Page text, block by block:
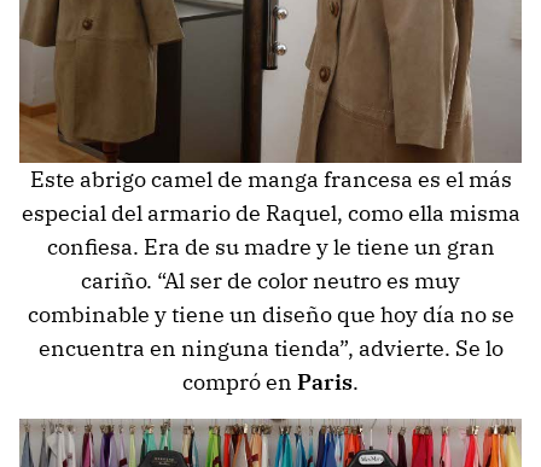
Este abrigo camel de manga francesa es el más
especial del armario de Raquel, como ella misma
confiesa. Era de su madre y le tiene un gran
cariño. “Al ser de color neutro es muy
combinable y tiene un diseño que hoy día no se
encuentra en ninguna tienda”, advierte. Se lo
compró en Paris.